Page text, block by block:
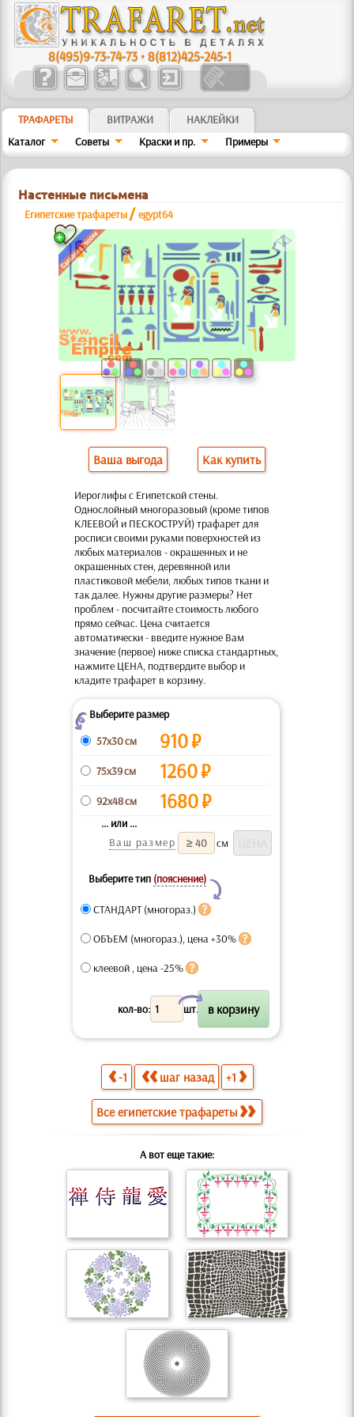
8(495)9-73-74-73 •8(812)425-245-1
ТРАФАРЕТЫ ВИТРАЖИ
НАКЛЕЙКИ
Каталог
Советы Краски и пр. Примеры
Настенные письмена
Египетские трафареты /egypt64
a
Ваша выгода Как купить
Иероглифы с Египетской стены.
Однослойный многоразовый (кроме типов
КЛЕЕВОЙ и ПЕСКОСТРУЙ) трафарет для
росписи своими руками поверхностей из
любых материалов - окрашенных и не
окрашенных стен, деревянной или
пластиковой мебели, любых типов ткани и
так далее. Нужны другие размеры? Нет
проблем - посчитайте стоимость любого
прямо сейчас. Цена считается
автоматически - введите нужное Вам
значение (первое) ниже списка стандартных,
нажмите ЦЕНА, подтвердите выбор и
кладите трафарет в корзину.
ZВыберите размер
57x30 см
910₽
75x39 см 1260₽
92x48 см 1680₽
... или ...
Ваш размер
см
Выберите тип (пояснение)
Y
СТАНДАРТ (многораз.)
ОБЪЕМ (многораз.), цена +30%
клеевой , цена -25%
кол-во: шт.
X
-1 шаг назад +1
Все египетские трафареты
А вот еще такие: